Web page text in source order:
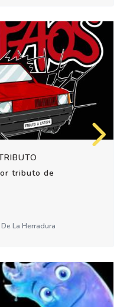
tributo de
La Herradura